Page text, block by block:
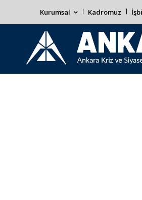
Kurumsal Kadromuz